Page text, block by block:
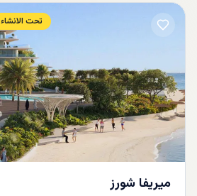
تحت الانشاء
ميريفا شورز